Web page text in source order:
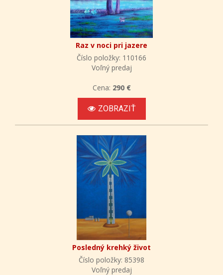
Raz v noci pri jazere
Číslo položky: 110166
Voľný predaj
Cena: 290 €
ZOBRAZIŤ
Posledný krehký život
Číslo položky: 85398
Voľný predaj